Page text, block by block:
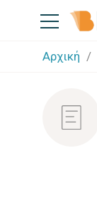
Αρχική